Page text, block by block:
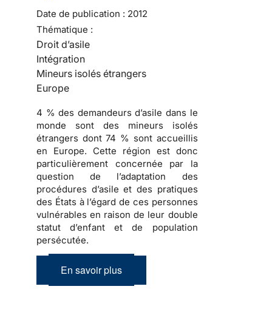
Date de publication : 2012
Thématique :
Droit d’asile
Intégration
Mineurs isolés étrangers
Europe
4 % des demandeurs d’asile dans le
monde sont des mineurs isolés
étrangers dont 74 % sont accueillis
en Europe. Cette région est donc
particulièrement concernée par la
question de l’adaptation des
procédures d’asile et des pratiques
des États à l’égard de ces personnes
vulnérables en raison de leur double
statut d’enfant et de population
persécutée.
En savoir plus